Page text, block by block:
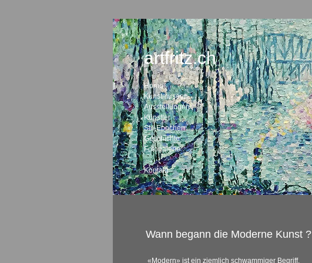
artfritz.ch
Home
Kunstmuseen
Ausstellungen
Künstler
Stil-Epochen
Geschichte
Fotogalerie
Kontakt
Wann begann die Moderne Kunst ?
«Modern» ist ein ziemlich schwammiger Begriff.